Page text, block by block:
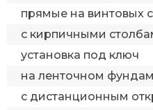
прямые на винтовых
с кирпичными
установка под ключ
на ленточном
с дистанционным